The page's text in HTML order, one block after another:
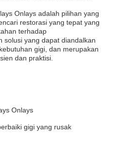
Onlays adalah pilihan yang
restorasi yang tepat yang
terhadap
solusi yang dapat diandalkan
gigi, dan merupakan
dan praktisi.
Onlays
gigi yang rusak